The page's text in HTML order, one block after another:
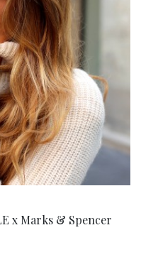
x Marks & Spencer